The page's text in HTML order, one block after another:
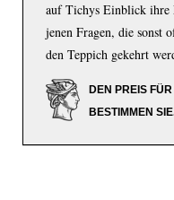
auf Tichys Einblick ihre
jenen Fragen, die sonst
den Teppich gekehrt
DEN PREIS
BESTIMMEN